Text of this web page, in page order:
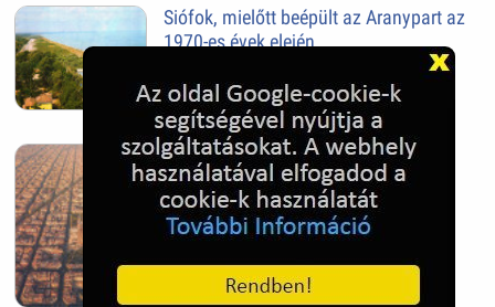
Siófok, mielőtt beépült az Aranypart az
1970-es évek elején
Barcelona, Spanyolország
2022. Dec. 04.